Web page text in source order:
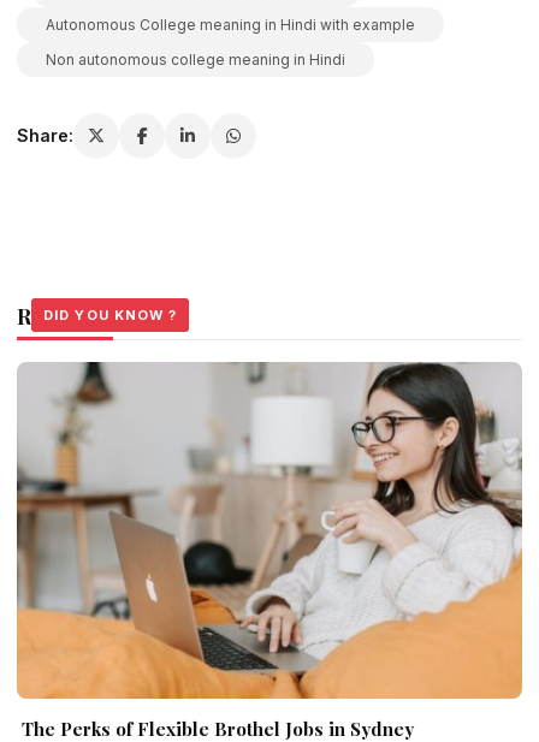
Autonomous College meaning in Hindi with example
Non autonomous college meaning in Hindi
Share:
Related Stories
DID YOU KNOW ?
The Perks of Flexible Brothel Jobs in Sydney
DID YOU KNOW ?
DID YOU KNOW ?